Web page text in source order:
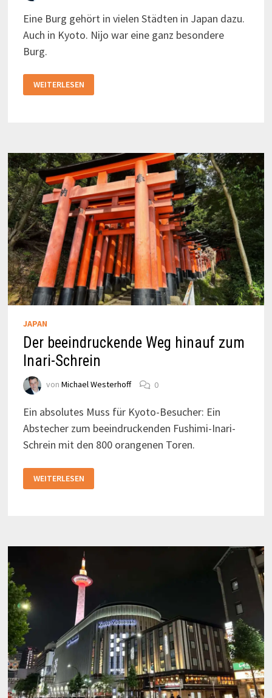
Eine Burg gehört in vielen Städten in Japan dazu.
Auch in Kyoto. Nijo war eine ganz besondere
Burg.
DIE
NIJO-
BURG
KYOTO
WEITERLESEN
JAPAN
Der beeindruckende Weg hinauf zum
Inari-Schrein
von Michael Westerhoff 0
Ein absolutes Muss für Kyoto-Besucher: Ein
Abstecher zum beeindruckenden Fushimi-Inari-
Schrein mit den 800 orangenen Toren.
BEEINDRUCKENDE
WEG
WEITERLESEN